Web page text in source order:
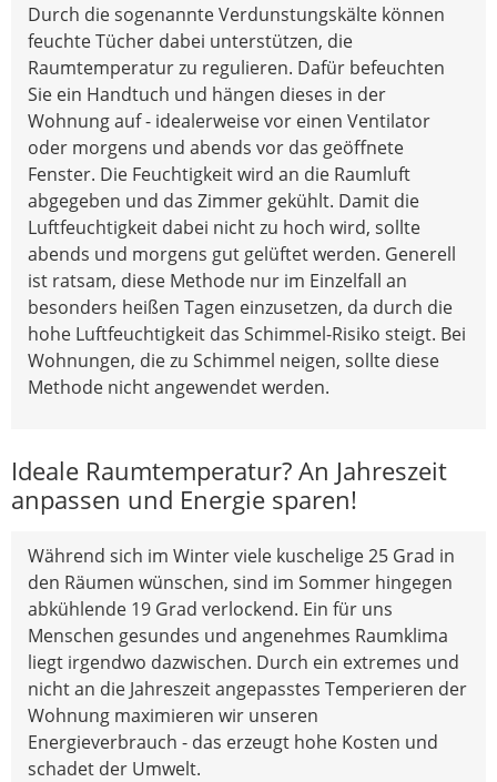
Durch die sogenannte Verdunstungskälte können
feuchte Tücher dabei unterstützen, die
Raumtemperatur zu regulieren. Dafür befeuchten
Sie ein Handtuch und hängen dieses in der
Wohnung auf - idealerweise vor einen Ventilator
oder morgens und abends vor das geöffnete
Fenster. Die Feuchtigkeit wird an die Raumluft
abgegeben und das Zimmer gekühlt. Damit die
Luftfeuchtigkeit dabei nicht zu hoch wird, sollte
abends und morgens gut gelüftet werden. Generell
ist ratsam, diese Methode nur im Einzelfall an
besonders heißen Tagen einzusetzen, da durch die
hohe Luftfeuchtigkeit das Schimmel-Risiko steigt. Bei
Wohnungen, die zu Schimmel neigen, sollte diese
Methode nicht angewendet werden.
Ideale Raumtemperatur? An Jahreszeit
anpassen und Energie sparen!
Während sich im Winter viele kuschelige 25 Grad in
den Räumen wünschen, sind im Sommer hingegen
abkühlende 19 Grad verlockend. Ein für uns
Menschen gesundes und angenehmes Raumklima
liegt irgendwo dazwischen. Durch ein extremes und
nicht an die Jahreszeit angepasstes Temperieren der
Wohnung maximieren wir unseren
Energieverbrauch - das erzeugt hohe Kosten und
schadet der Umwelt.